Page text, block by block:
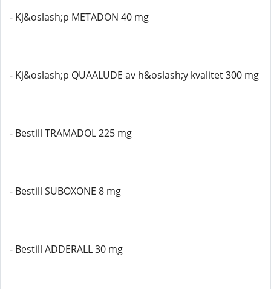
- Kj&oslash;p METADON 40 mg
- Kj&oslash;p QUAALUDE av h&oslash;y kvalitet 300 mg
- Bestill TRAMADOL 225 mg
- Bestill SUBOXONE 8 mg
- Bestill ADDERALL 30 mg